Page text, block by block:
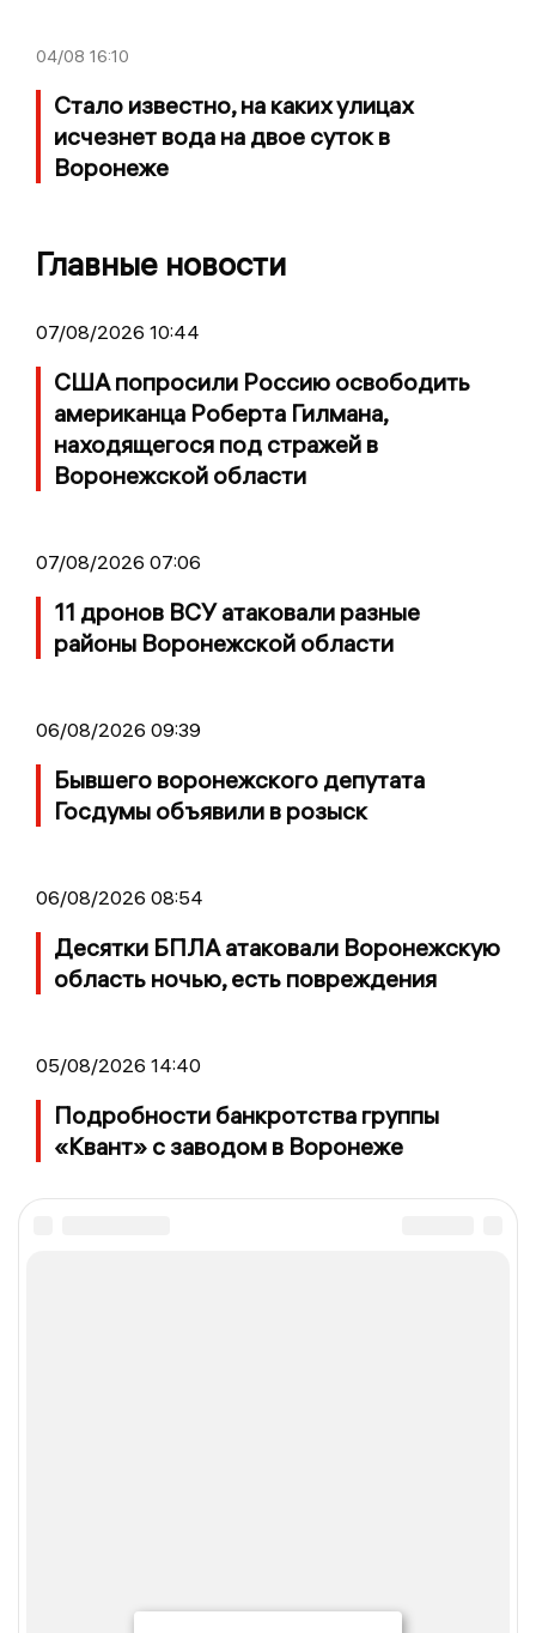
04/08 16:10
Стало известно, на каких улицах
исчезнет вода на двое суток в
Воронеже
Главные новости
07/08/2026 10:44
США попросили Россию освободить
американца Роберта Гилмана,
находящегося под стражей в
Воронежской области
07/08/2026 07:06
11 дронов ВСУ атаковали разные
районы Воронежской области
06/08/2026 09:39
Бывшего воронежского депутата
Госдумы объявили в розыск
06/08/2026 08:54
Десятки БПЛА атаковали Воронежскую
область ночью, есть повреждения
05/08/2026 14:40
Подробности банкротства группы
«Квант» с заводом в Воронеже